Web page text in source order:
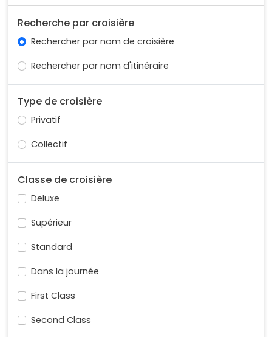
Recherche par croisière
Rechercher par nom de croisière
Rechercher par nom d'itinéraire
Type de croisière
Privatif
Collectif
Classe de croisière
Deluxe
Supérieur
Standard
Dans la journée
First Class
Second Class